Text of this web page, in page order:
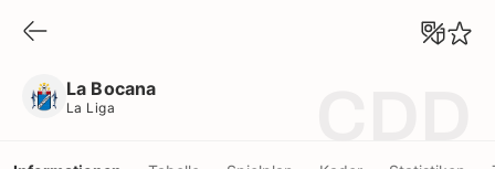
La Bocana
La Liga